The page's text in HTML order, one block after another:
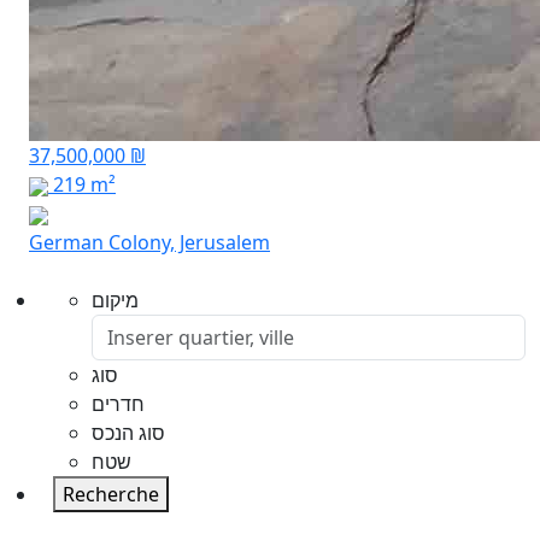
37,500,000 ₪
219 m²
German Colony, Jerusalem
מיקום
סוג
חדרים
סוג הנכס
שטח
Recherche